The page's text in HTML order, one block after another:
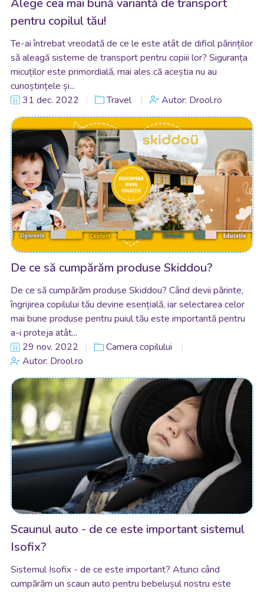
pentru copilul tău!
Te-ai întrebat vreodată de ce le este atât de dificil părinților
să aleagă sisteme de transport pentru copiii lor? Siguranța
micuților este primordială, mai ales că aceștia nu au
cunoștințele și...
31 dec. 2022
Travel Autor: Drool.ro
De ce să cumpărăm produse Skiddou?
De ce să cumpărăm produse Skiddou? Când devii părinte,
îngrijirea copilului tău devine esențială, iar selectarea celor
mai bune produse pentru puiul tău este importantă pentru
a-i proteja atât...
29 nov. 2022
Camera copilului
Autor: Drool.ro
Scaunul auto - de ce este important sistemul
Isofix?
Sistemul Isofix - de ce este important? Atunci când
cumpărăm un scaun auto pentru bebelușul nostru este